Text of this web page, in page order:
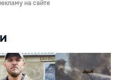
на сайте